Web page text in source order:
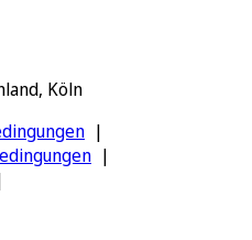
Köln